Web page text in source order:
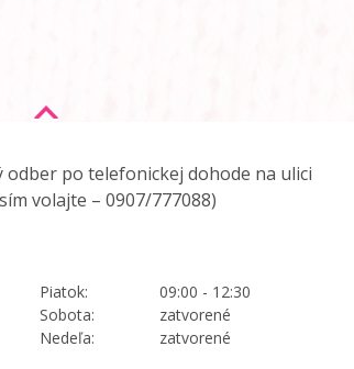
odber po telefonickej dohode na ulici
volajte – 0907/777088)
Piatok:
09:00 - 12:30
Sobota:
zatvorené
Nedeľa:
zatvorené